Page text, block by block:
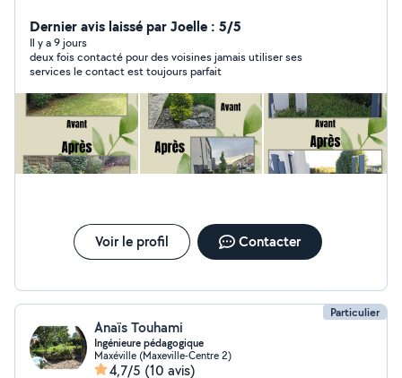
scarification, taille arbuste, taille topiaire, binage de
massifs, entretien de potager, entretien de vivaces,...) -
aménagements type massifs, paillage, plantation
d'arbres, haies.. - conseils en aménagement et
accompagnement à la plantation - conception
d'espaces paysagers (massifs ou jardin entier) Très
bonne connaissance des végétaux. À votre service,
avec plaisir!!
Dernier avis laissé par Joelle : 5/5
Il y a 9 jours
deux fois contacté pour des voisines jamais utiliser ses
services le contact est toujours parfait
Voir le profil Contacter
Particulier
Anaïs Touhami
Ingénieure pédagogique
Maxéville (Maxeville-Centre 2)
4,7/5 (10 avis)